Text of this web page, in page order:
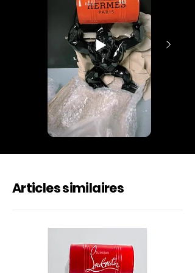
Articles similaires